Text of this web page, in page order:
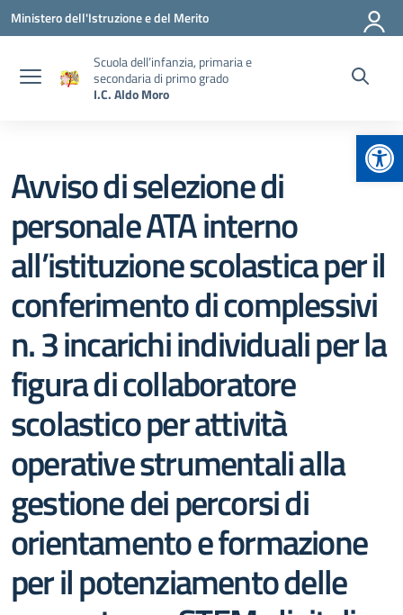
Vai ai contenuti
Vai al menu di navigazione
Vai al footer
Ministero dell'Istruzione e del Merito
Scuola dell’infanzia, primaria e
secondaria di primo grado
I.C. Aldo Moro
Avviso di selezione di
personale ATA interno
all’istituzione scolastica per il
conferimento di complessivi
n. 3 incarichi individuali per la
figura di collaboratore
scolastico per attività
operative strumentali alla
gestione dei percorsi di
orientamento e formazione
per il potenziamento delle